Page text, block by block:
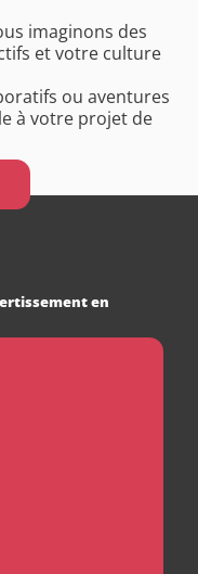
imaginons des
et votre culture
ou aventures
à votre projet de
en